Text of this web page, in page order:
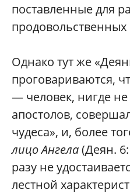
поставленные для
продовольственных
Однако тут же
проговариваются,
— человек, нигде
апостолов,
чудеса», и, более
лицо Ангела(Деян.
разу не
лестной